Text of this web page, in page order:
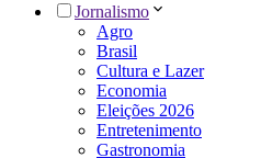
Jornalismo
Agro
Brasil
Cultura e Lazer
Economia
Eleições 2026
Entretenimento
Gastronomia